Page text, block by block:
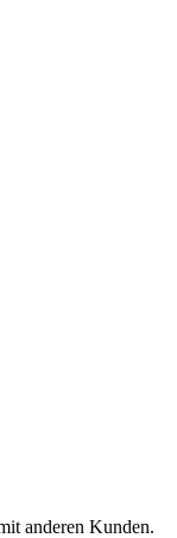
anderen Kunden.